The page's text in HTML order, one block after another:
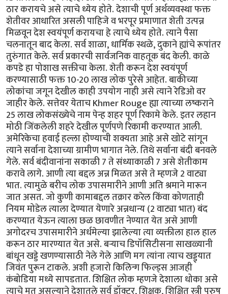
ठार करायचे असे त्याचे ध्येय होते. देशाची पूर्ण अर्थव्यवस्था फक्त
शेतीवर आधारित असली पाहिजे व भरपूर प्रमाणात शेती उत्पन्न
मिळवून देश स्वयंपूर्ण करायचा हे त्याचे ध्येय होते. त्याने पैसा
चलनातून बाद केला. सर्व शाळा, धार्मिक स्थळे, दुकाने ह्यांचे रूपांतर
तुरुंगात केले. सर्व प्रकारची सार्वजनिक वाहतूक बंद केली. काळे
कपडे हा पोशाख सक्तीचा केला. शेती करून देश स्वयंपूर्ण
करण्यासाठी फक्त 10-20 लाख लोक पुरेसे आहेत. बाकीच्या
लोकांचा जगून देखील काही उपयोग नाही असे त्याने रेडिओ वर
जाहीर केले. सत्तेवर येताच Khmer Rouge ह्या त्याच्या लष्कराने
25 लाख लोकसंख्येचे नाम पेन्ह शहर पूर्ण रिकामे केले. इतर लहान
मोठी जिंकलेली शहरे देखील पूर्णपणे रिकामी करण्यात आली.
अमेरिकेचा हवाई हल्ला होण्याची शक्यता आहे असे खोटे सांगून
त्याने सर्वाना देशाच्या ग्रामीण भागात नेले. तिथे सर्वाना बंदी बनवले
गेले. सर्व बंदीवानांना सकाळी 7 ते संध्याकाळी 7 असे शेतीकाम
करावे लागे. आणी त्या बद्दल अन्न मिळत असे ते म्हणजे 2 वाट्या
भात. त्यामुळे बरीच लोक उपासमारीने आणी अति श्रमाने मारून
जात असत. जो कुणी कामाबद्दल तक्रार करेल किंवा कोणताही
नियम मोडेल त्याला देण्यात येणारे अन्नधान्य (2 वाट्या भात) बंद
करण्यात येऊन त्याला छळ छावणीत नेण्यात येत असे आणी
अगोदरच उपासमारीने अर्धमेल्या झालेल्या त्या व्यक्तीला हाल हाल
करून ठार मारण्यात येत असे. बऱ्याच डिपॉसिटीसना साखळ्यानी
बांधून खड्डे खणण्यासाठी नेले गेले आणि मग त्यांना त्याच खड्ड्यात
जिवंत पुरून टाकले. अशी हजारो किलिन्ग फिल्ड्स आजही
कंबोडिया मध्ये सापडतात. शिक्षित लोक म्हणजे देशाला धोका असे